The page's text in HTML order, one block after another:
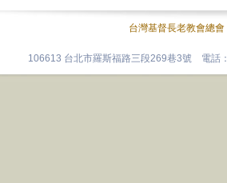
台灣基督長老教會總會
106613 台北市羅斯福路三段269巷3號 電